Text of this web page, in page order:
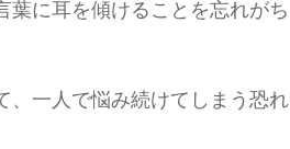
葉に耳を傾けることを忘れがち
、一人で悩み続けてしまう恐れ